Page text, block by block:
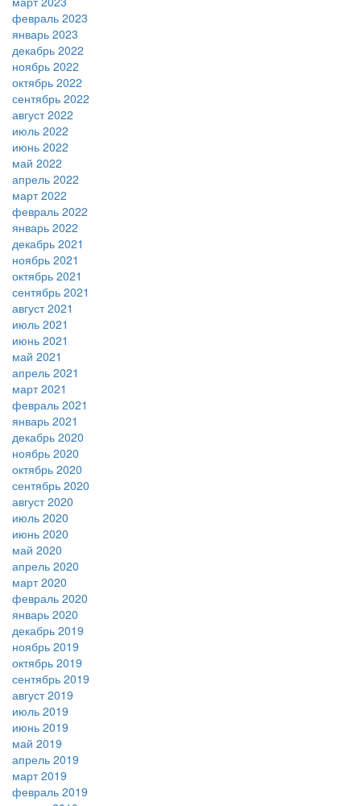
февраль 2023
январь 2023
декабрь 2022
ноябрь 2022
октябрь 2022
сентябрь 2022
август 2022
июль 2022
июнь 2022
май 2022
апрель 2022
март 2022
февраль 2022
январь 2022
декабрь 2021
ноябрь 2021
октябрь 2021
сентябрь 2021
август 2021
июль 2021
июнь 2021
май 2021
апрель 2021
март 2021
февраль 2021
январь 2021
декабрь 2020
ноябрь 2020
октябрь 2020
сентябрь 2020
август 2020
июль 2020
июнь 2020
май 2020
апрель 2020
март 2020
февраль 2020
январь 2020
декабрь 2019
ноябрь 2019
октябрь 2019
сентябрь 2019
август 2019
июль 2019
июнь 2019
май 2019
апрель 2019
март 2019
февраль 2019